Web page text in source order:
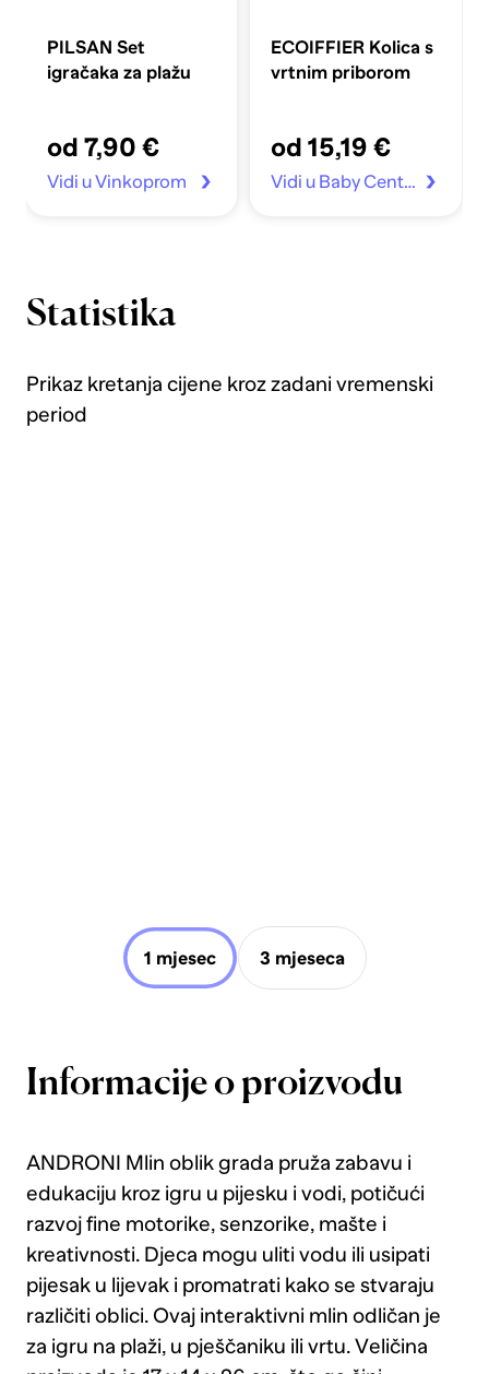
PILSAN Set
igračaka za plažu
od 7,90 €
Vidi u Vinkoprom
ECOIFFIER Kolica s
vrtnim priborom
od 15,19 €
Vidi u Baby Center
Statistika
Prikaz kretanja cijene kroz zadani vremenski
period
1 mjesec 3 mjeseca
Informacije o proizvodu
ANDRONI Mlin oblik grada pruža zabavu i
edukaciju kroz igru u pijesku i vodi, potičući
razvoj fine motorike, senzorike, mašte i
kreativnosti. Djeca mogu uliti vodu ili usipati
pijesak u lijevak i promatrati kako se stvaraju
različiti oblici. Ovaj interaktivni mlin odličan je
za igru na plaži, u pješčaniku ili vrtu. Veličina